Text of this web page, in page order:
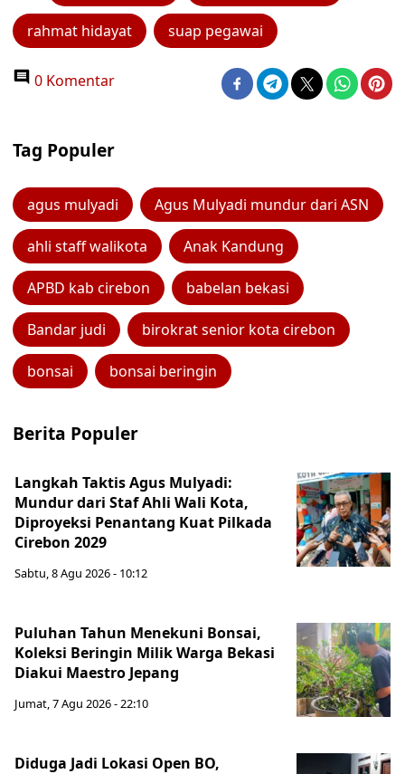
rahmat hidayat suap pegawai
0 Komentar
Tag Populer
agus mulyadi Agus Mulyadi mundur dari ASN
ahli staff walikota Anak Kandung
APBD kab cirebon babelan bekasi
Bandar judi birokrat senior kota cirebon
bonsai bonsai beringin
Berita Populer
Langkah Taktis Agus Mulyadi:
Mundur dari Staf Ahli Wali Kota,
Diproyeksi Penantang Kuat Pilkada
Cirebon 2029
Sabtu, 8 Agu 2026 - 10:12
Puluhan Tahun Menekuni Bonsai,
Koleksi Beringin Milik Warga Bekasi
Diakui Maestro Jepang
Jumat, 7 Agu 2026 - 22:10
Diduga Jadi Lokasi Open BO,